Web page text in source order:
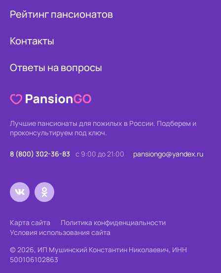
Рейтинг пансионатов
Контакты
Ответы на вопросы
Лучшие пансионаты для пожилых в России. Подберем и
проконсультируем под ключ.
8 (800) 302-36-83 с 9:00 до 21:00 pansiongo@yandex.ru
Карта сайта
Политика конфиденциальности
Условия использования сайта
© 2026, ИП Мушинский Константин Николаевич, ИНН
500106102863